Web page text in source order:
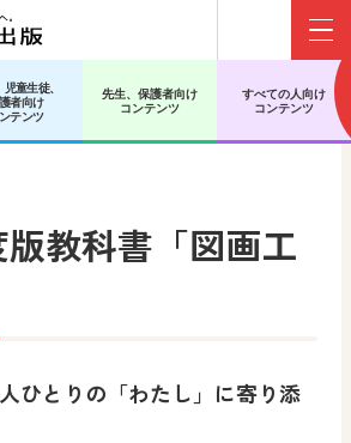
童生徒、
者向け
テンツ
先生、保護者向け
コンテンツ
すべての人向け
コンテンツ
小学校 図画工作 教科書
教科書「図画工
ひとりの「わたし」に寄り添